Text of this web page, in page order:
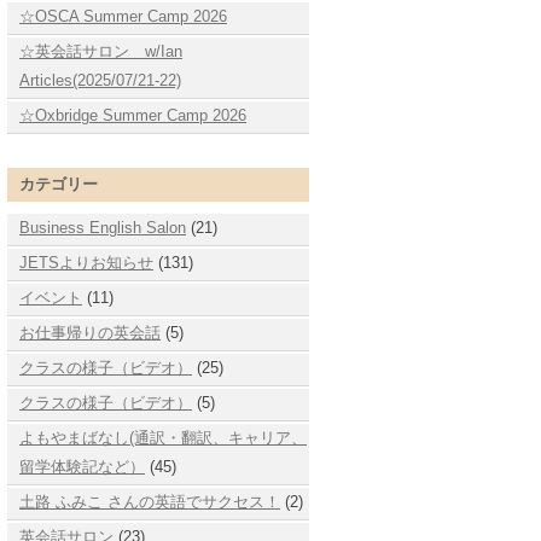
☆OSCA Summer Camp 2026
☆英会話サロン w/Ian
Articles(2025/07/21-22)
☆Oxbridge Summer Camp 2026
カテゴリー
Business English Salon (21)
JETSよりお知らせ (131)
イベント (11)
お仕事帰りの英会話 (5)
クラスの様子（ビデオ）
(25)
クラスの様子（ビデオ）
(5)
よもやまばなし(通訳・翻訳、キャリア、
留学体験記など）
(45)
土路 ふみこ さんの英語でサクセス！
(2)
英会話サロン (23)